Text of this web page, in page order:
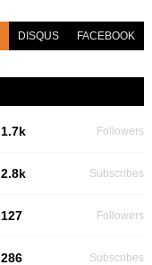
DISQUS FACEBOOK
1.7k Followers
2.8k Subscribes
127 Followers
286 Subscribes